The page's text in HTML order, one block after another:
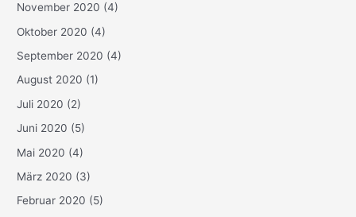
November 2020 (4)
Oktober 2020 (4)
September 2020 (4)
August 2020 (1)
Juli 2020 (2)
Juni 2020 (5)
Mai 2020 (4)
März 2020 (3)
Februar 2020 (5)